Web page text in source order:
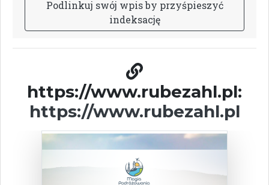
Podlinkuj swój wpisby przyśpieszyć
indeksację
https://www.rubezahl.pl:
https://www.rubezahl.pl